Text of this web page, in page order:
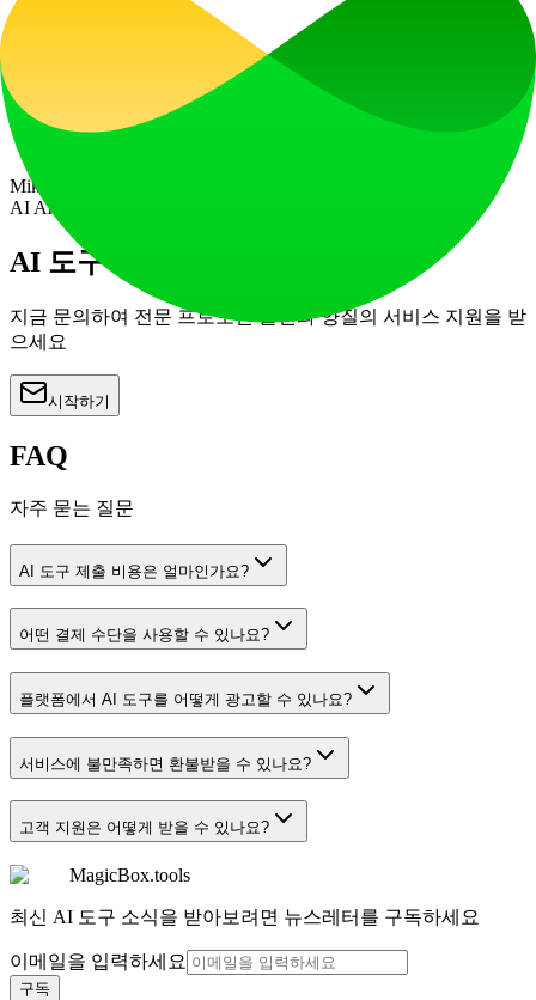
상세한 분석 리포트로 사용자 요구를 더 잘 이해
Mike Chen
AI Analytics Platform Lead
AI 도구 프로모션을 시작하세요
지금 문의하여 전문 프로모션 플랜과 양질의 서비스 지원을 받
으세요
시작하기
FAQ
자주 묻는 질문
AI 도구 제출 비용은 얼마인가요?
어떤 결제 수단을 사용할 수 있나요?
플랫폼에서 AI 도구를 어떻게 광고할 수 있나요?
서비스에 불만족하면 환불받을 수 있나요?
고객 지원은 어떻게 받을 수 있나요?
MagicBox.tools
최신 AI 도구 소식을 받아보려면 뉴스레터를 구독하세요
이메일을 입력하세요
구독